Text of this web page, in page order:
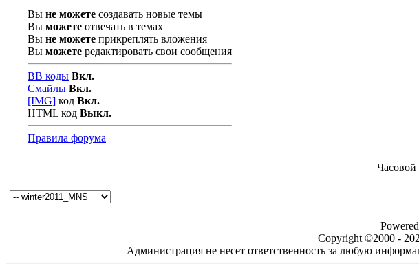
Вы не можете создавать новые темы
Вы можете отвечать в темах
Вы не можете прикреплять вложения
Вы можете редактировать свои сообщения
BB коды Вкл.
Смайлы Вкл.
[IMG] код Вкл.
HTML код Выкл.
Правила форума
Часовой
Copyright ©2000 -
Администрация не несет ответственность за любую